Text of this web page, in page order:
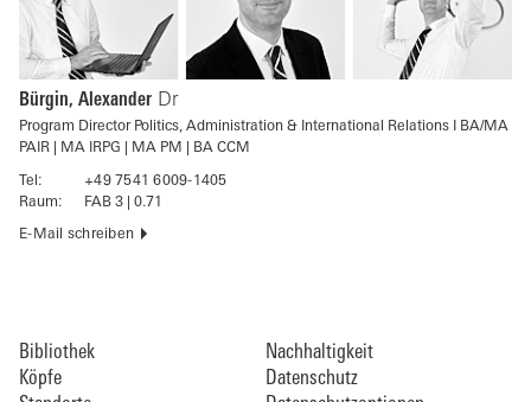
Bürgin, Alexander Dr
Program Director Politics, Administration & International Relations I BA/MA
PAIR | MA IRPG | MA PM | BA CCM
Tel:
+49 7541 6009-1405
Raum:
FAB 3 | 0.71
E-Mail schreiben
Bibliothek
Köpfe
Nachhaltigkeit
Datenschutz